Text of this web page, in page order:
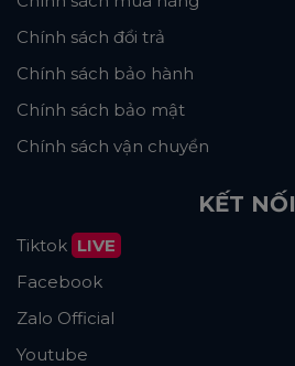
Chính sách đổi trả
Chính sách bảo hành
Chính sách bảo mật
Chính sách vận chuyển
KẾT NỐI
Tiktok LIVE
Facebook
Zalo Official
Youtube